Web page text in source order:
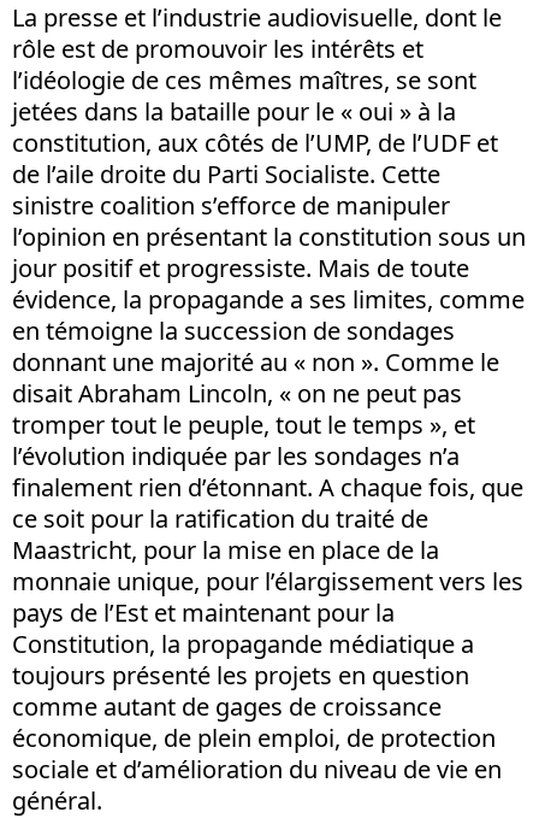
La presse et l’industrie audiovisuelle, dont le
rôle est de promouvoir les intérêts et
l’idéologie de ces mêmes maîtres, se sont
jetées dans la bataille pour le « oui » à la
constitution, aux côtés de l’UMP, de l’UDF et
de l’aile droite du Parti Socialiste. Cette
sinistre coalition s’efforce de manipuler
l’opinion en présentant la constitution sous un
jour positif et progressiste. Mais de toute
évidence, la propagande a ses limites, comme
en témoigne la succession de sondages
donnant une majorité au « non ». Comme le
disait Abraham Lincoln, « on ne peut pas
tromper tout le peuple, tout le temps », et
l’évolution indiquée par les sondages n’a
finalement rien d’étonnant. A chaque fois, que
ce soit pour la ratification du traité de
Maastricht, pour la mise en place de la
monnaie unique, pour l’élargissement vers les
pays de l’Est et maintenant pour la
Constitution, la propagande médiatique a
toujours présenté les projets en question
comme autant de gages de croissance
économique, de plein emploi, de protection
sociale et d’amélioration du niveau de vie en
général.